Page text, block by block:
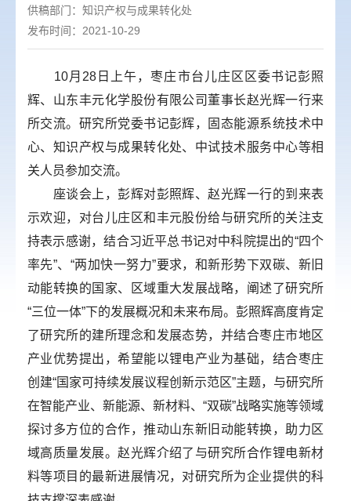
供稿部门： 知识产权与成果转化处
发布时间：2021-10-29
10月28日上午，枣庄市台儿庄区区委书记彭照
辉、山东丰元化学股份有限公司董事长赵光辉一行来
所交流。研究所党委书记彭辉，固态能源系统技术中
心、知识产权与成果转化处、中试技术服务中心等相
关人员参加交流。
座谈会上，彭辉对彭照辉、赵光辉一行的到来表
示欢迎，对台儿庄区和丰元股份给与研究所的关注支
持表示感谢，结合习近平总书记对中科院提出的“四个
率先”、“两加快一努力”要求，和新形势下双碳、新旧
动能转换的国家、区域重大发展战略，阐述了研究所
“三位一体”下的发展概况和未来布局。彭照辉高度肯定
了研究所的建所理念和发展态势，并结合枣庄市地区
产业优势提出，希望能以锂电产业为基础，结合枣庄
创建“国家可持续发展议程创新示范区”主题，与研究所
在智能产业、新能源、新材料、“双碳”战略实施等领域
探讨多方位的合作，推动山东新旧动能转换，助力区
域高质量发展。赵光辉介绍了与研究所合作锂电新材
料等项目的最新进展情况，对研究所为企业提供的科